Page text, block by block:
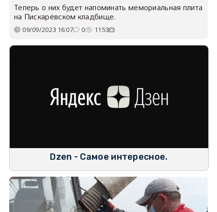
Теперь о них будет напоминать мемориальная плита
на Пискарёвском кладбище.
09/09/2023 16:07 0 1153
Dzen - Самое интересное.